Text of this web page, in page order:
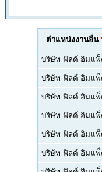
ตำแหน่งงานอื่น
บริษัท ฟิลด์ อิมแพ็
บริษัท ฟิลด์ อิมแพ็
บริษัท ฟิลด์ อิมแพ็
บริษัท ฟิลด์ อิมแพ็
บริษัท ฟิลด์ อิมแพ็
บริษัท ฟิลด์ อิมแพ็